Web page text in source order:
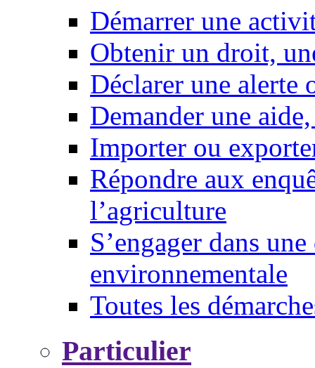
Démarrer une
Obtenir un droit,
Déclarer une alerte
Demander une
Importer ou
Répondre aux
l’agriculture
S’engager dans
environnementale
Toutes les
Particulier